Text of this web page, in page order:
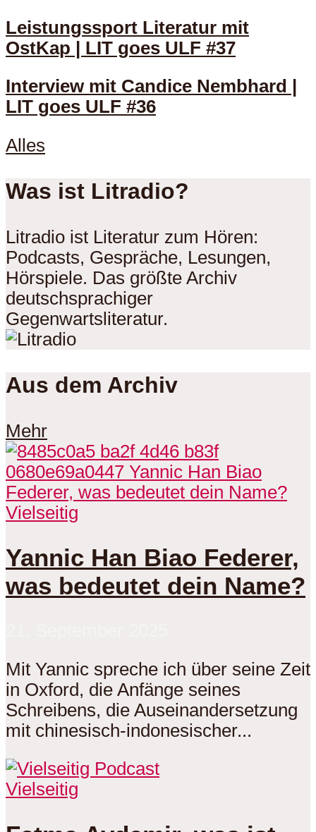
Leistungssport Literatur mit
OstKap | LIT goes ULF #37
Interview mit Candice Nembhard |
LIT goes ULF #36
Alles
Was ist Litradio?
Litradio ist Literatur zum Hören:
Podcasts, Gespräche, Lesungen,
Hörspiele. Das größte Archiv
deutschsprachiger
Gegenwartsliteratur.
Aus dem Archiv
Mehr
Vielseitig
Yannic Han Biao Federer,
was bedeutet dein Name?
Mit Yannic spreche ich über seine Zeit
in Oxford, die Anfänge seines
Schreibens, die Auseinandersetzung
mit chinesisch-indonesischer...
Vielseitig